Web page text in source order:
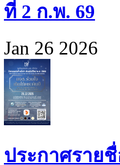
ที่ 2 ก.พ. 69
Jan 26 2026
ประกาศราย